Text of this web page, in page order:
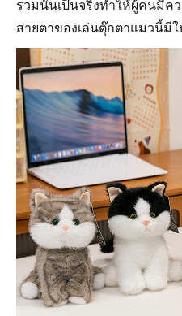
รวมนั้นเป็นจริงทำให้ผู้คนมีค
สายตาของเล่นตุ๊กตาแมวนี้มีใ